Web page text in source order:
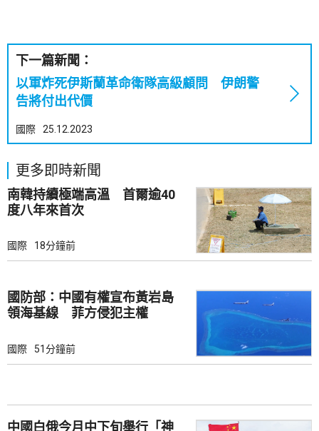
下一篇新聞：
以軍炸死伊斯蘭革命衛隊高級顧問 伊朗警
告將付出代價
國際 25.12.2023
更多即時新聞
南韓持續極端高溫 首爾逾40
度八年來首次
國際 18分鐘前
國防部：中國有權宣布黃岩島
領海基線 菲方侵犯主權
國際 51分鐘前
中國白俄今月中下旬舉行「神